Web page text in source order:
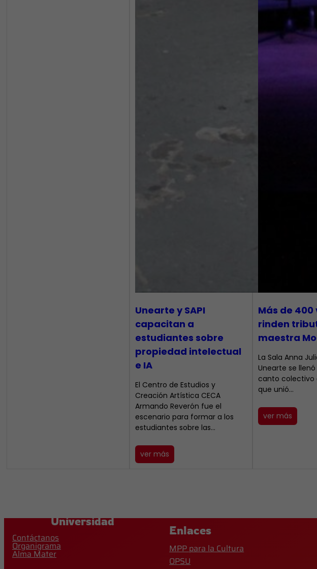
Unearte y SAPI
capacitan a
estudiantes sobre
propiedad intelectual
e IA
El Centro de Estudios y
Creación Artística CECA
Armando Reverón fue el
escenario para formar a los
estudiantes sobre las…
ver más
Más de 400
rinden
maestra
​La Sala Anna
Unearte se
canto colectivo
que unió…
ver más
Universidad
Contáctanos
Organigrama
Alma Mater
Enlaces
MPP para la Cultura
OPSU